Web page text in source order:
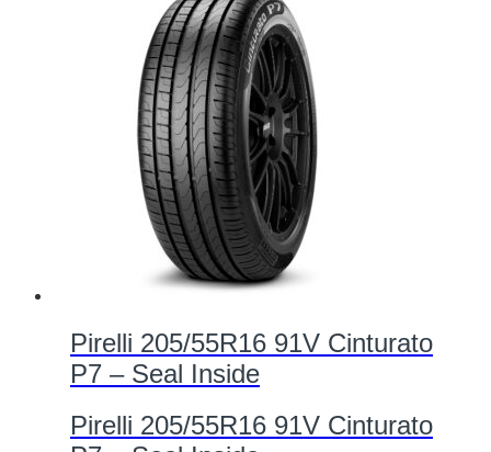
Pirelli 205/55R16 91V Cinturato
P7 – Seal Inside
Pirelli 205/55R16 91V Cinturato